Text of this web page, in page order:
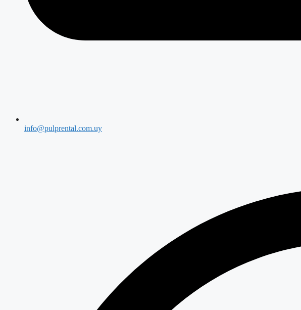
info@pulprental.com.uy